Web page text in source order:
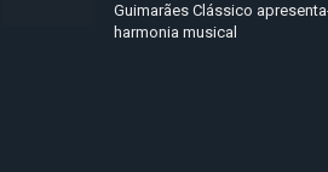
Guimarães Clássico
harmonia musical